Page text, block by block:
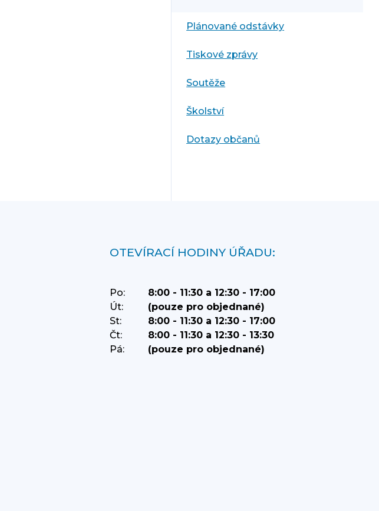
Plánované odstávky
Tiskové zprávy
Soutěže
Školství
Dotazy občanů
OTEVÍRACÍ HODINY ÚŘADU:
Po:
8:00 - 11:30 a 12:30 - 17:00
Út:
(pouze pro objednané)
St:
8:00 - 11:30 a 12:30 - 17:00
Čt:
8:00 - 11:30 a 12:30 - 13:30
Pá:
(pouze pro objednané)